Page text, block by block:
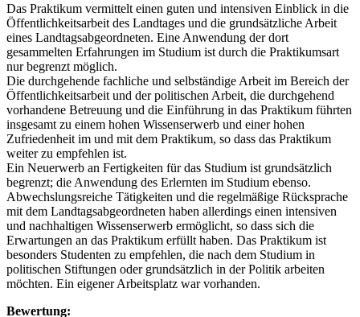
Das Praktikum vermittelt einen guten und intensiven Einblick in die
Öffentlichkeitsarbeit des Landtages und die grundsätzliche Arbeit
eines Landtagsabgeordneten. Eine Anwendung der dort
gesammelten Erfahrungen im Studium ist durch die Praktikumsart
nur begrenzt möglich.
Die durchgehende fachliche und selbständige Arbeit im Bereich der
Öffentlichkeitsarbeit und der politischen Arbeit, die durchgehend
vorhandene Betreuung und die Einführung in das Praktikum führten
insgesamt zu einem hohen Wissenserwerb und einer hohen
Zufriedenheit im und mit dem Praktikum, so dass das Praktikum
weiter zu empfehlen ist.
Ein Neuerwerb an Fertigkeiten für das Studium ist grundsätzlich
begrenzt; die Anwendung des Erlernten im Studium ebenso.
Abwechslungsreiche Tätigkeiten und die regelmäßige Rücksprache
mit dem Landtagsabgeordneten haben allerdings einen intensiven
und nachhaltigen Wissenserwerb ermöglicht, so dass sich die
Erwartungen an das Praktikum erfüllt haben. Das Praktikum ist
besonders Studenten zu empfehlen, die nach dem Studium in
politischen Stiftungen oder grundsätzlich in der Politik arbeiten
möchten. Ein eigener Arbeitsplatz war vorhanden.
Bewertung: